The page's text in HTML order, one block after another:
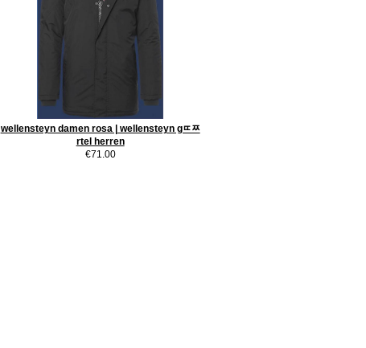
wellensteyn damen rosa | wellensteyn gﾨﾹ
rtel herren
€71.00